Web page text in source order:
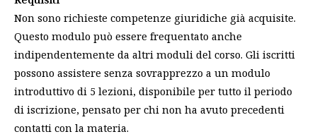
Non sono richieste competenze giuridiche già acquisite.
Questo modulo può essere frequentato anche
indipendentemente da altri moduli del corso. Gli iscritti
possono assistere senza sovrapprezzo a un modulo
introduttivo di 5 lezioni, disponibile per tutto il periodo
di iscrizione, pensato per chi non ha avuto precedenti
contatti con la materia.